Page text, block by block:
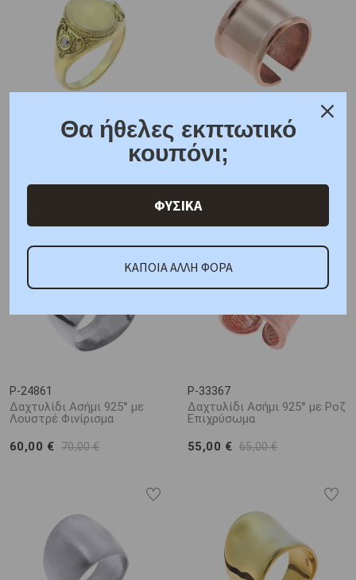
Χειροποίητο Δαχτυλίδι
Ασήμι 925° με Λευκά Ζιργκόν
81,00 € 95,00 €
P-35126
Δαχτυλίδι Ασήμι 925° Ροζ
Επίχρυσο
68,00 € 80,00 €
P-24861
Δαχτυλίδι Ασήμι 925° με
Λουστρέ Φινίρισμα
60,00 € 70,00 €
P-33367
Δαχτυλίδι Ασήμι 925° με Ροζ
Επιχρύσωμα
55,00 € 65,00 €
Θα ήθελες εκπτωτικό
κουπόνι;
ΦΥΣΙΚΑ
ΚΑΠΟΙΑ ΑΛΛΗ ΦΟΡΑ